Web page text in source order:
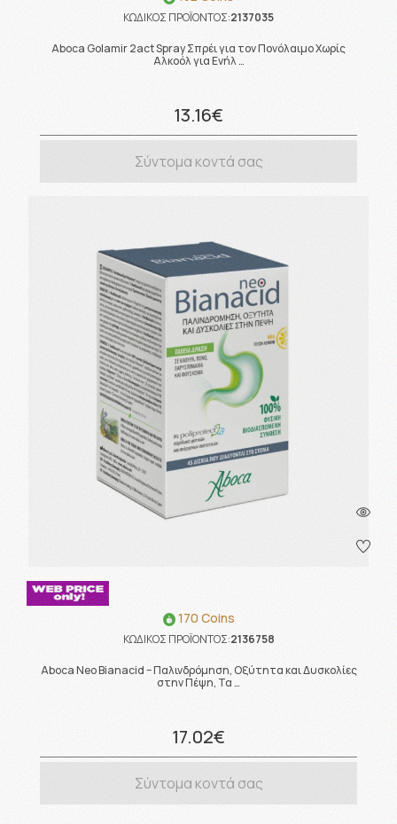
ΚΩΔΙΚΟΣ ΠΡΟΪΟΝΤΟΣ:2137035
Aboca Golamir 2act Spray Σπρέι για τον Πονόλαιμο Χωρίς
Αλκοόλ για Ενήλ …
13.16€
Σύντομα κοντά σας
170 Coins
ΚΩΔΙΚΟΣ ΠΡΟΪΟΝΤΟΣ:2136758
Aboca Neo Bianacid – Παλινδρόμηση, Οξύτητα και Δυσκολίες
στην Πέψη, Τα …
17.02€
Σύντομα κοντά σας